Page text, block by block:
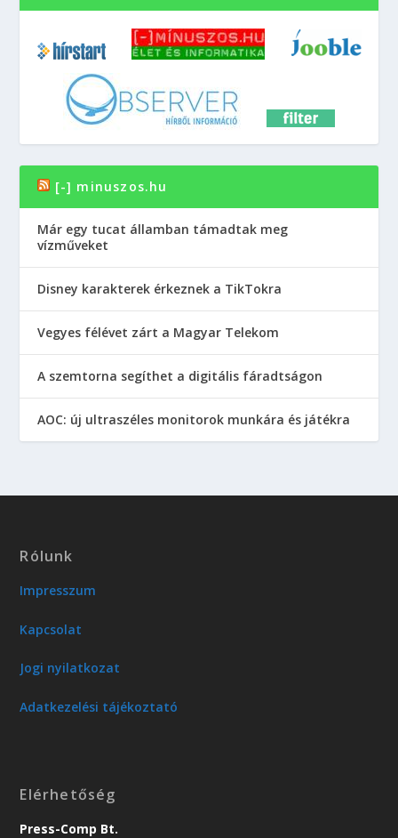
[-] minuszos.hu
Már egy tucat államban támadtak meg
vízműveket
Disney karakterek érkeznek a TikTokra
Vegyes félévet zárt a Magyar Telekom
A szemtorna segíthet a digitális fáradtságon
AOC: új ultraszéles monitorok munkára és játékra
Rólunk
Impresszum
Kapcsolat
Jogi nyilatkozat
Adatkezelési tájékoztató
Elérhetőség
Press-Comp Bt.